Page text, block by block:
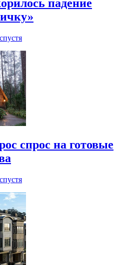
падение
спрос на готовые